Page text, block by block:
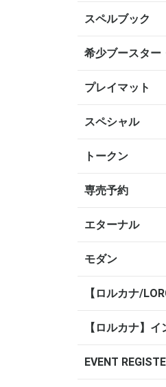
スペルブック
希少ブースター
プレイマット
スペシャル
トークン
専売予約
エターナル
モダン
【ロルカナ/
【ロルカナ】
EVENT